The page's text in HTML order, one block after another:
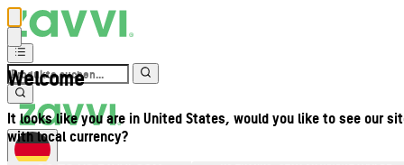
Welcome
It looks like you are in United States, would you like to see our
with local currency?